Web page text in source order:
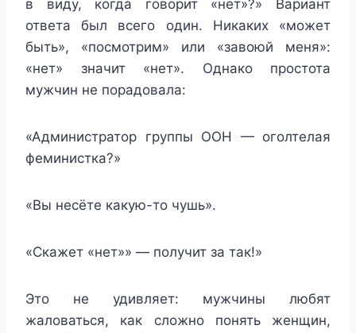
в виду, когда говорит «нет»?» Вариант
ответа был всего один. Никаких «может
быть», «посмотрим» или «завоюй меня»:
«нет» значит «нет». Однако простота
мужчин не порадовала:
«Администратор группы ООН — оголтелая
феминистка?»
«Вы несёте какую-то чушь».
«Скажет «нет»» — получит за так!»
Это не удивляет: мужчины любят
жаловаться, как сложно понять женщин,